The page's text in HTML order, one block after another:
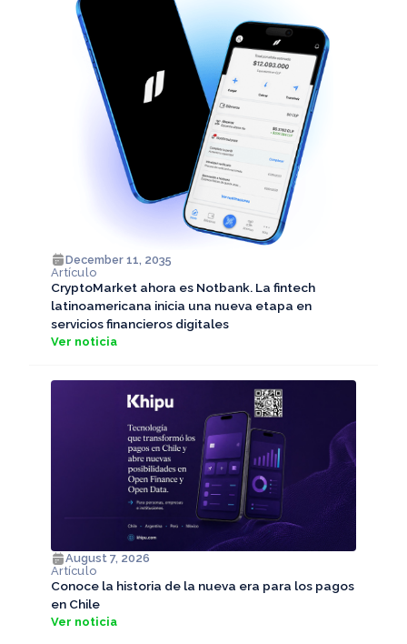
December 11, 2035
Artículo
CryptoMarket ahora es Notbank. La fintech
latinoamericana inicia una nueva etapa en
servicios financieros digitales
Ver noticia
August 7, 2026
Artículo
Conoce la historia de la nueva era para los pagos
en Chile
Ver noticia